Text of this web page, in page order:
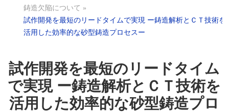
鋳造欠陥について »
試作開発を最短のリードタイムで実現 ー鋳造解析とＣＴ技術を
活用した効率的な砂型鋳造プロセスー
試作開発を最短のリードタイム
で実現 ー鋳造解析とＣＴ技術を
活用した効率的な砂型鋳造プロ